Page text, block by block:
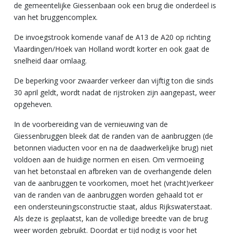
de gemeentelijke Giessenbaan ook een brug die onderdeel is
van het bruggencomplex.
De invoegstrook komende vanaf de A13 de A20 op richting
Vlaardingen/Hoek van Holland wordt korter en ook gaat de
snelheid daar omlaag.
De beperking voor zwaarder verkeer dan vijftig ton die sinds
30 april geldt, wordt nadat de rijstroken zijn aangepast, weer
opgeheven.
In de voorbereiding van de vernieuwing van de
Giessenbruggen bleek dat de randen van de aanbruggen (de
betonnen viaducten voor en na de daadwerkelijke brug) niet
voldoen aan de huidige normen en eisen. Om vermoeiing
van het betonstaal en afbreken van de overhangende delen
van de aanbruggen te voorkomen, moet het (vracht)verkeer
van de randen van de aanbruggen worden gehaald tot er
een ondersteuningsconstructie staat, aldus Rijkswaterstaat.
Als deze is geplaatst, kan de volledige breedte van de brug
weer worden gebruikt. Doordat er tijd nodig is voor het